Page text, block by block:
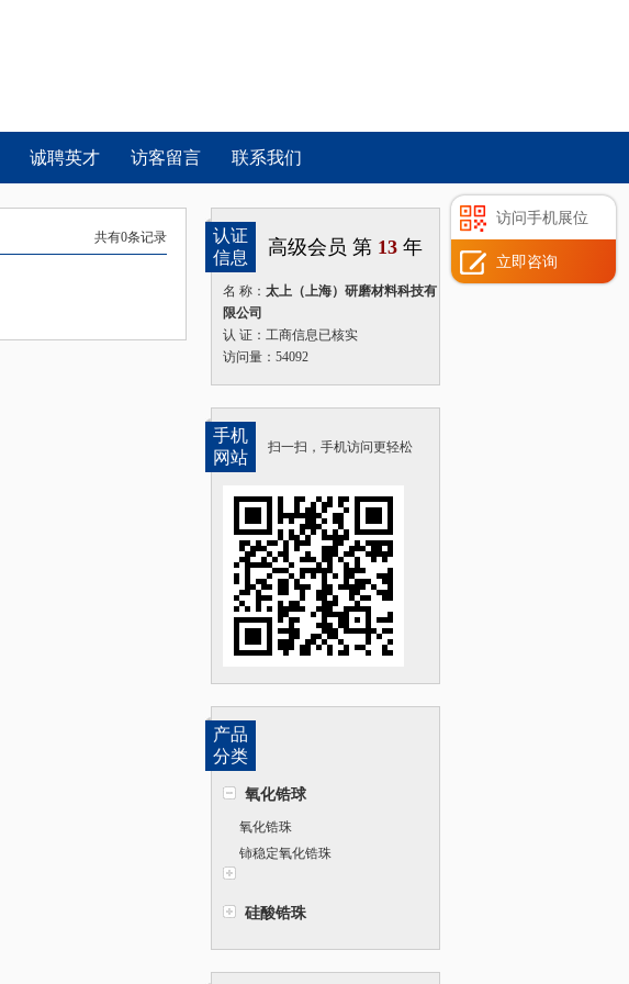
诚聘英才 访客留言 联系我们
访问手机展位
立即咨询
认证
信息
高级会员 第 13 年
名 称： 太上（上海）研磨材料科技有
限公司
认 证：工商信息已核实
访问量：54092
手机
网站
扫一扫，手机访问更轻松
产品
分类
氧化锆球
氧化锆珠
铈稳定氧化锆珠
硅酸锆珠
共有0条记录